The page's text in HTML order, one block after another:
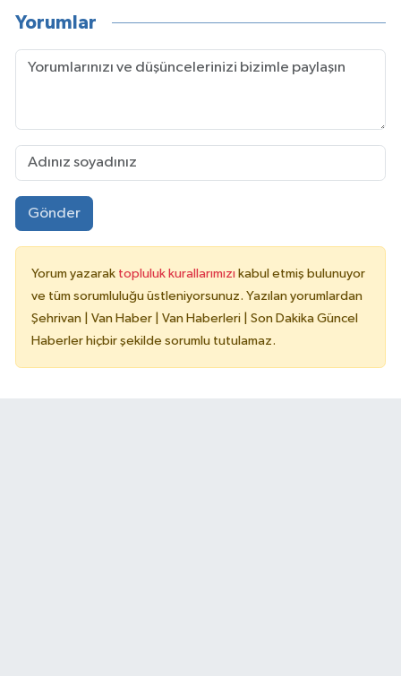
Yorumlar
Gönder
Yorum yazarak topluluk kurallarımızı kabul etmiş bulunuyor
ve tüm sorumluluğu üstleniyorsunuz. Yazılan yorumlardan
Şehrivan | Van Haber | Van Haberleri | Son Dakika Güncel
Haberler hiçbir şekilde sorumlu tutulamaz.